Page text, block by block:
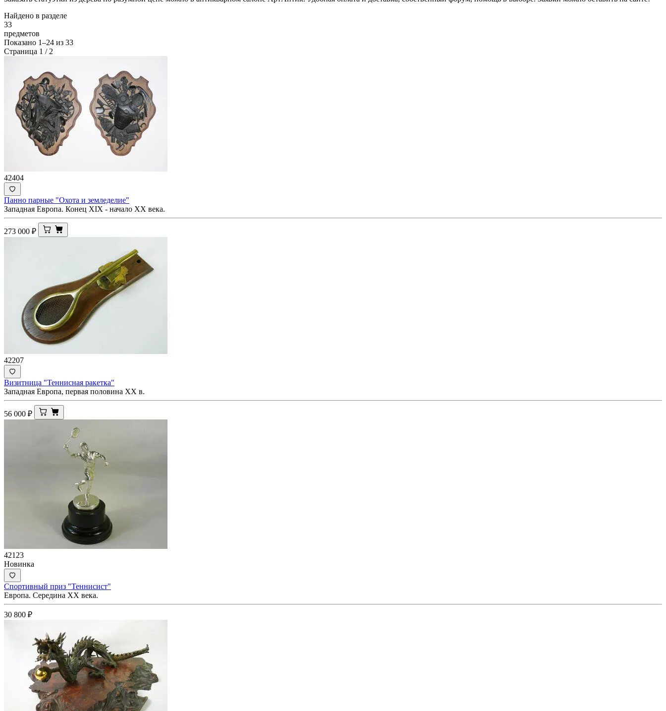
Найдено в разделе
33
предметов
Показано 1–24 из 33
Страница 1 / 2
42404
Панно парные "Охота и земледелие"
Западная Европа. Конец XIX - начало XX века.
273 000 ₽
42207
Визитница "Теннисная ракетка"
Западная Европа, первая половина XX в.
56 000 ₽
42123
Новинка
Спортивный приз "Теннисист"
Европа. Середина ХХ века.
30 800 ₽